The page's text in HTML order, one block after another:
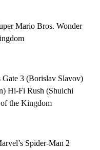
Mario Bros. Wonder
Gate 3 (Borislav Slavov)
Hi-Fi Rush (Shuichi
the Kingdom
Spider-Man 2